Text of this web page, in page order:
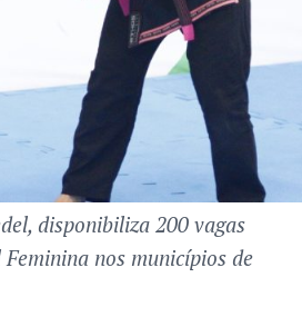
disponibiliza 200 vagas
nos municípios de